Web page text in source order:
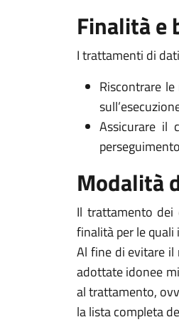
Finalità e
I trattamenti di
Riscontrare
Assicurare il
Modalità
Il trattamento dei
finalità per le
Al fine di evitare il
adottate idonee
al trattamento,
la lista completa